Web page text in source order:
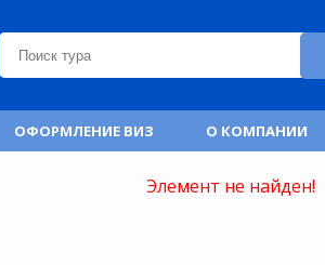
ОФОРМЛЕНИЕ ВИЗ О КОМПАНИИ
Элемент не найден!